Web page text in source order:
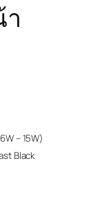
– 15W)
Black